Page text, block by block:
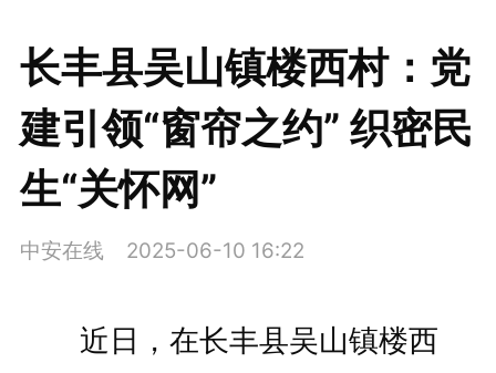
长丰县吴山镇楼西村：党
建引领“窗帘之约” 织密民
生“关怀网”
中安在线 2025-06-10 16:22
近日，在长丰县吴山镇楼西